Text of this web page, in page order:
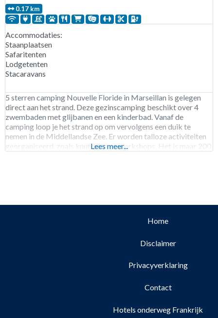
0.17 km
Accommodaties:
Staanplaatsen
Safaritenten
Lodgetenten
Stacaravans
5 sterren camping Nouvelle Floride in Marseillan is gelegen
direct aan het strand. Deze gezinscamping beschikt over 4
zwembaden met glijbanen en een kinderbad. Vanaf de
camping loop je het strand op om vervolgens een duik te
nemen in de Middellandse Zee. Er worden talloze activiteiten
georganiseerd, zoals knutselen en workshops. Het is maar 200
Lees meer...
Home
Disclaimer
Privacyverklaring
Contact
Hotels onderweg Frankrijk